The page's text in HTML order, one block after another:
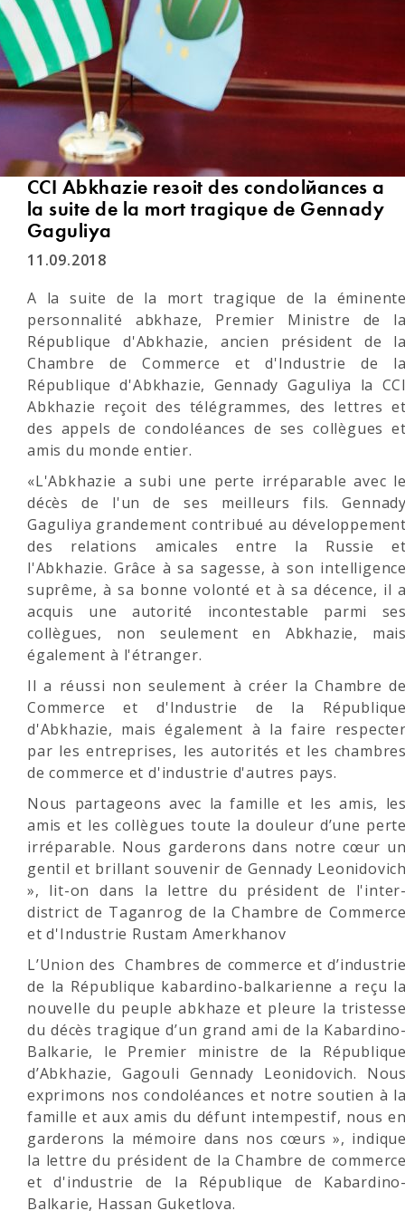
CCI Abkhazie reçoit des condoléances à
la suite de la mort tragique de Gennady
Gaguliya
11.09.2018
A la suite de la mort tragique de la
personnalité abkhaze, Premier Ministre de
République d'Abkhazie, ancien président de
Chambre de Commerce et d'Industrie de
République d'Abkhazie, Gennady Gaguliya la
Abkhazie reçoit des télégrammes, des lettres
des appels de condoléances de ses collègues
amis du monde entier.
«L'Abkhazie a subi une perte irréparable avec
décès de l'un de ses meilleurs fils.
Gaguliya grandement contribué au
des relations amicales entre la Russie
l'Abkhazie. Grâce à sa sagesse, à son
suprême, à sa bonne volonté et à sa décence, il
acquis une autorité incontestable parmi
collègues, non seulement en Abkhazie,
également à l'étranger.
Il a réussi non seulement à créer la Chambre
Commerce et d'Industrie de la
d'Abkhazie, mais également à la faire
par les entreprises, les autorités et les
de commerce et d'industrie d'autres pays.
Nous partageons avec la famille et les amis,
amis et les collègues toute la douleur d’une
irréparable. Nous garderons dans notre cœur
gentil et brillant souvenir de Gennady
», lit-on dans la lettre du président de
district de Taganrog de la Chambre de
et d'Industrie Rustam Amerkhanov
L’Union des Chambres de commerce et
de la République kabardino-balkarienne a reçu
nouvelle du peuple abkhaze et pleure la
du décès tragique d’un grand ami de la
Balkarie, le Premier ministre de la
d’Abkhazie, Gagouli Gennady Leonidovich.
exprimons nos condoléances et notre soutien à
famille et aux amis du défunt intempestif, nous
garderons la mémoire dans nos cœurs »,
la lettre du président de la Chambre de
et d'industrie de la République de
Balkarie, Hassan Guketlova.